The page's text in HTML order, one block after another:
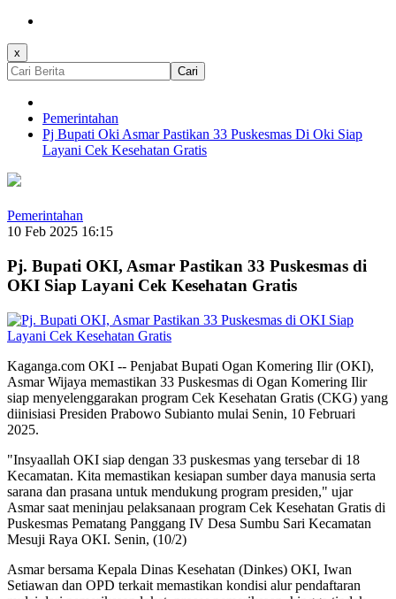
x
Cari
Pemerintahan
Pj Bupati Oki Asmar Pastikan 33 Puskesmas Di Oki Siap
Layani Cek Kesehatan Gratis
Pemerintahan
10 Feb 2025 16:15
Pj. Bupati OKI, Asmar Pastikan 33 Puskesmas di
OKI Siap Layani Cek Kesehatan Gratis
Kaganga.com OKI -- Penjabat Bupati Ogan Komering Ilir (OKI),
Asmar Wijaya memastikan 33 Puskesmas di Ogan Komering Ilir
siap menyelenggarakan program Cek Kesehatan Gratis (CKG) yang
diinisiasi Presiden Prabowo Subianto mulai Senin, 10 Februari
2025.
"Insyaallah OKI siap dengan 33 puskesmas yang tersebar di 18
Kecamatan. Kita memastikan kesiapan sumber daya manusia serta
sarana dan prasana untuk mendukung program presiden," ujar
Asmar saat meninjau pelaksanaan program Cek Kesehatan Gratis di
Puskesmas Pematang Panggang IV Desa Sumbu Sari Kecamatan
Mesuji Raya OKI. Senin, (10/2)
Asmar bersama Kepala Dinas Kesehatan (Dinkes) OKI, Iwan
Setiawan dan OPD terkait memastikan kondisi alur pendaftaran